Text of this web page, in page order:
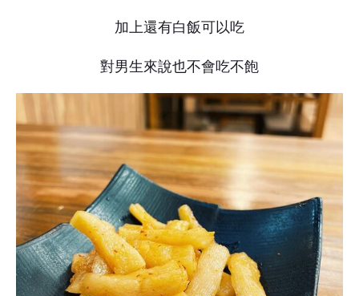
加上還有白飯可以吃
對男生來說也不會吃不飽